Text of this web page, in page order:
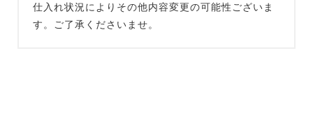
仕入れ状況によりその他内容変更の可能性ございま
す。ご了承くださいませ。